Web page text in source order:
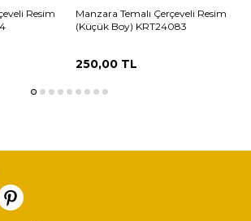
Resim
Manzara Temalı Çerçeveli Resim
(Küçük Boy) KRT24083
250,00TL